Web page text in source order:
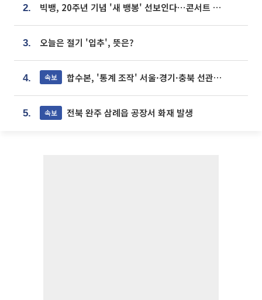
2. 빅뱅, 20주년 기념 '새 뱅봉' 선보인다⋯콘서트 앞두고 팝업 개최
3. 오늘은 절기 '입추', 뜻은?
4. 속보 합수본, '통계 조작' 서울·경기·충북 선관위 등 추가 압수수색
5. 속보 전북 완주 삼례읍 공장서 화재 발생